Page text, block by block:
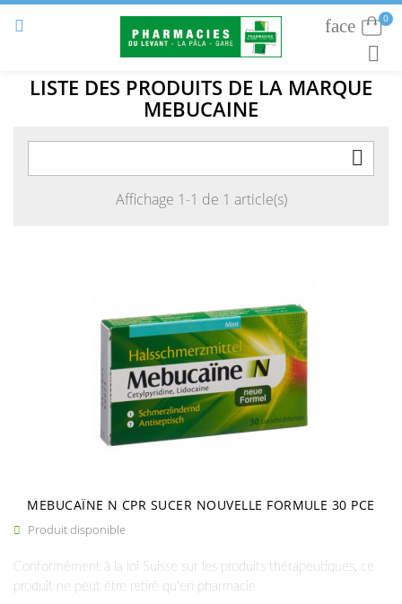
 0
faceConnexion

LISTE DES PRODUITS DE LA MARQUE
MEBUCAINE

Affichage 1-1 de 1 article(s)
MEBUCAÏNE N CPR SUCER NOUVELLE FORMULE 30 PCE
 Produit disponible
Conformément à la loi Suisse sur les produits thérapeutiques, ce
produit ne peut être retiré qu'en pharmacie